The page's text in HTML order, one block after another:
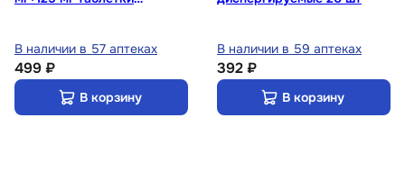
В наличии в 57 аптеках
499 ₽
В корзину
В наличии в 59 аптеках
392 ₽
В корзину